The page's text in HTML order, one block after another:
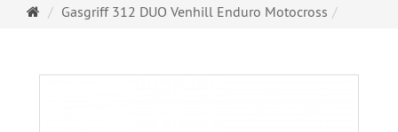
Startseite
Gasgriff 312 DUO Venhill Enduro Motocross